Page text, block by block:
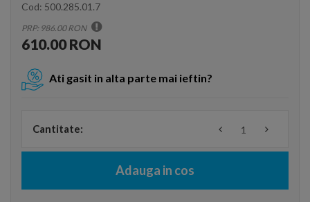
Cod: 500.285.01.7
PRP: 986.00 RON
610.00 RON
Ati gasit in alta parte mai ieftin?
Cantitate:
Adauga in cos